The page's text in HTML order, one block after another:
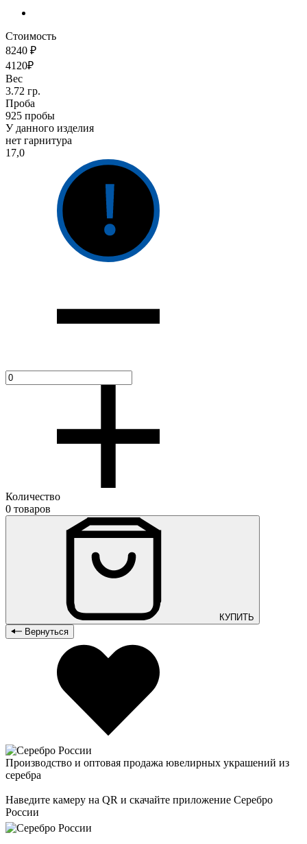
Стоимость
8240 ₽
4120₽
Вес
3.72 гр.
Проба
925 пробы
У данного изделия
нет гарнитура
17,0
Количество
0 товаров
КУПИТЬ
Вернуться
Производство и оптовая продажа ювелирных украшений из
серебра
Наведите камеру на QR и скачайте приложение Серебро
России